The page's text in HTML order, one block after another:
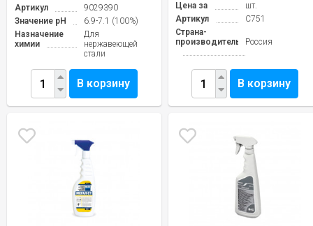
Артикул
9029390
Значение pH
6.9-7.1 (100%)
Назначение
химии
Для
нержавеющей
стали
В корзину
Цена за
шт.
Артикул
С751
Страна-
производитель
Россия
В корзину